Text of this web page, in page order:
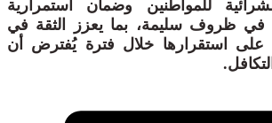
للمواطنين وضمان استمرارية
في ظروف سليمة، بما يعزز الثقة في
على استقرارها خلال فترة يُفترض أن